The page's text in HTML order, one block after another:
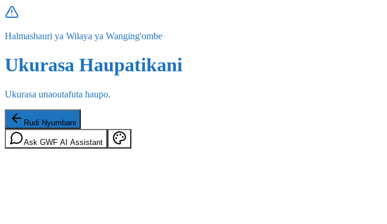
Halmashauri ya Wilaya ya Wanging'ombe
Ukurasa Haupatikani
Ukurasa unaoutafuta haupo.
Rudi Nyumbani
Ask GWF AI Assistant